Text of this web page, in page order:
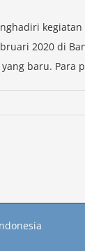
2020 di
baru. Para